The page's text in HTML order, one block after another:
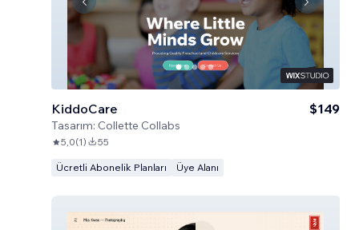
KiddoCare
Tasarım: Collette Collabs
$149
5,0(1) 55
Ücretli Abonelik Planları Üye Alanı